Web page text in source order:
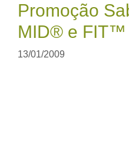
Promoção
MID® e FIT™
13/01/2009